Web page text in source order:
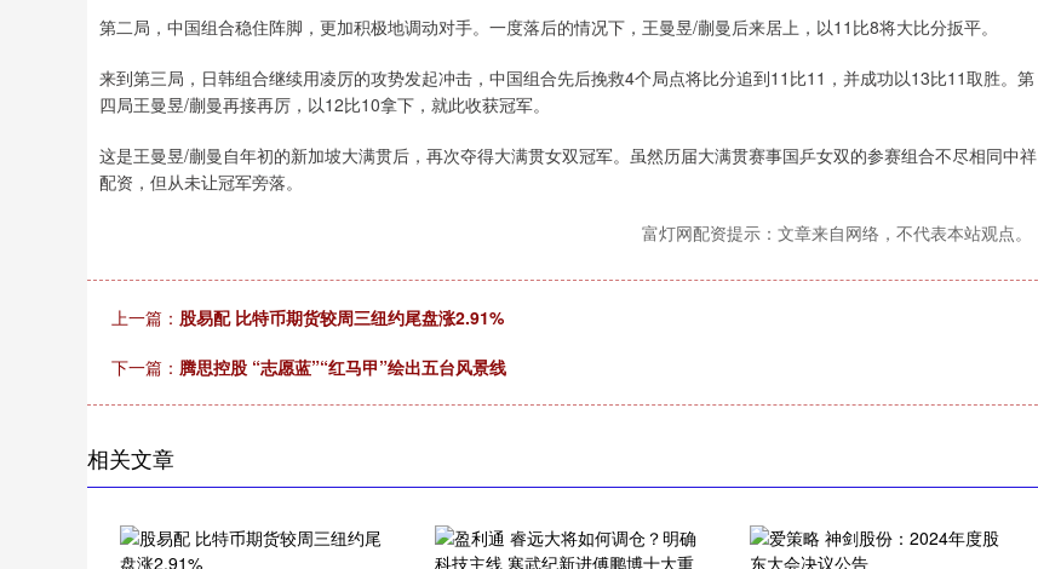
第二局，中国组合稳住阵脚，更加积极地调动对手。一度落后的情况下，王曼昱/蒯曼后来居上，以11比8将大比分扳平。
来到第三局，日韩组合继续用凌厉的攻势发起冲击，中国组合先后挽救4个局点将比分追到11比11，并成功以13比11取胜。第
四局王曼昱/蒯曼再接再厉，以12比10拿下，就此收获冠军。
这是王曼昱/蒯曼自年初的新加坡大满贯后，再次夺得大满贯女双冠军。虽然历届大满贯赛事国乒女双的参赛组合不尽相同中祥
配资，但从未让冠军旁落。
富灯网配资提示：文章来自网络，不代表本站观点。
上一篇： 股易配 比特币期货较周三纽约尾盘涨2.91%
下一篇： 腾思控股 “志愿蓝”“红马甲”绘出五台风景线
相关文章